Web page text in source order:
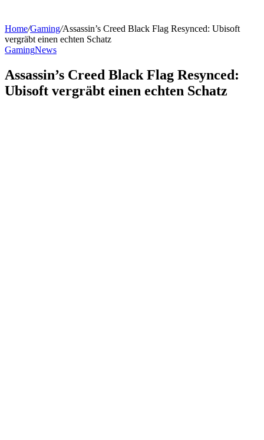
Home/Gaming/Assassin’s Creed Black Flag Resynced: Ubisoft
vergräbt einen echten Schatz
GamingNews
Assassin’s Creed Black Flag Resynced:
Ubisoft vergräbt einen echten Schatz